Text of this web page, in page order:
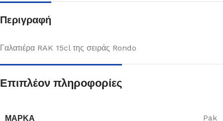
Περιγραφή
Γαλατιέρα RAK 15cl της σειράς Rondo
Επιπλέον πληροφορίες
ΜΆΡΚΑ Pak